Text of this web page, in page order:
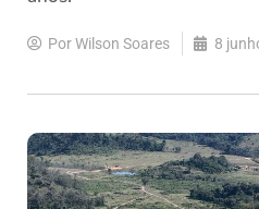
PorWilson Soares 8